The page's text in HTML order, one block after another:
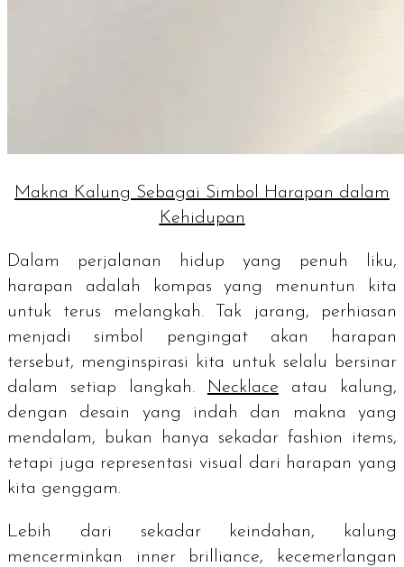
Makna Kalung Sebagai Simbol Harapan dalam
Kehidupan
Dalam perjalanan hidup yang penuh liku,
harapan adalah kompas yang menuntun kita
untuk terus melangkah. Tak jarang, perhiasan
menjadi simbol pengingat akan harapan
tersebut, menginspirasi kita untuk selalu bersinar
dalam setiap langkah.
Necklace
atau kalung,
dengan desain yang indah dan makna yang
mendalam, bukan hanya sekadar fashion items,
tetapi juga representasi visual dari harapan yang
kita genggam.
Lebih dari sekadar keindahan, kalung
mencerminkan inner brilliance, kecemerlangan